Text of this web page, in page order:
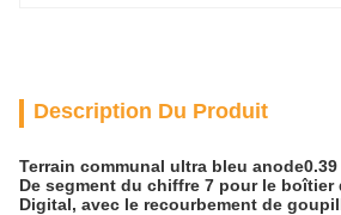
Description Du Produit
Terrain communal ultra bleu
De segment du chiffre 7 pour le boîtier
Digital, avec le recourbement de